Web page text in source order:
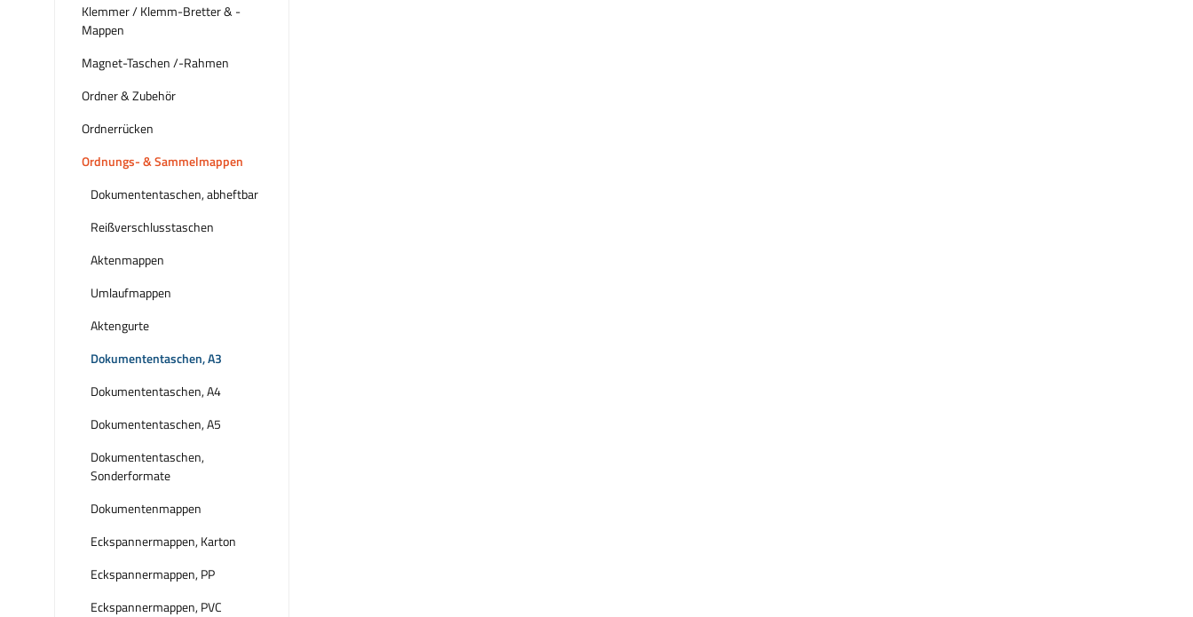
Klemmer / Klemm-Bretter & -
Mappen
Magnet-Taschen /-Rahmen
Ordner & Zubehör
Ordnerrücken
Ordnungs- & Sammelmappen
Dokumententaschen, abheftbar
Reißverschlusstaschen
Aktenmappen
Umlaufmappen
Aktengurte
Dokumententaschen, A3
Dokumententaschen, A4
Dokumententaschen, A5
Dokumententaschen,
Sonderformate
Dokumentenmappen
Eckspannermappen, Karton
Eckspannermappen, PP
Eckspannermappen, PVC